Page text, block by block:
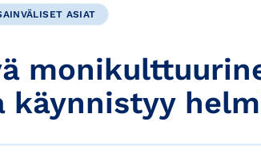
ASIAT
käynnistyy